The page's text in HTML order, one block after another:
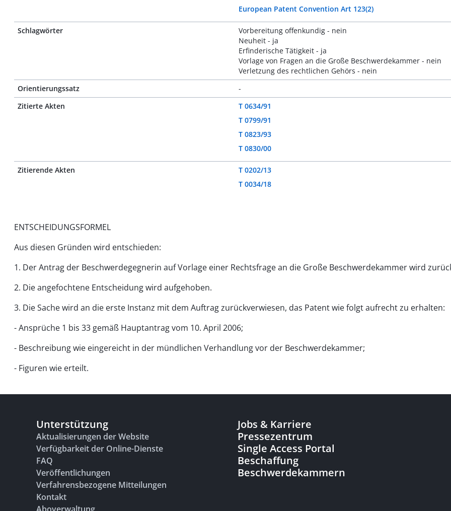
European Patent Convention Art 123(2)
Schlagwörter
Vorbereitung offenkundig - nein
Neuheit - ja
Erfinderische Tätigkeit - ja
Vorlage von Fragen an die Große Beschwerdekammer - nein
Verletzung des rechtlichen Gehörs - nein
Orientierungssatz
-
Zitierte Akten
T 0634/91
T 0799/91
T 0823/93
T 0830/00
Zitierende Akten
T 0202/13
T 0034/18
ENTSCHEIDUNGSFORMEL
Aus diesen Gründen wird entschieden:
1. Der Antrag der Beschwerdegegnerin auf Vorlage einer Rechtsfrage an die Große Beschwerdekammer wird
2. Die angefochtene Entscheidung wird aufgehoben.
3. Die Sache wird an die erste Instanz mit dem Auftrag zurückverwiesen, das Patent wie folgt aufrecht zu erhalten:
- Ansprüche 1 bis 33 gemäß Hauptantrag vom 10. April 2006;
- Beschreibung wie eingereicht in der mündlichen Verhandlung vor der Beschwerdekammer;
- Figuren wie erteilt.
Unterstützung
Aktualisierungen der Website
Verfügbarkeit der Online-Dienste
FAQ
Veröffentlichungen
Verfahrensbezogene Mitteilungen
Kontakt
Jobs & Karriere
Pressezentrum
Single Access Portal
Beschaffung
Beschwerdekammern